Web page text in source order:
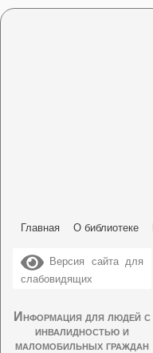
Главная О библиотеке
Версия сайта для
слабовидящих
Информация для людей с
инвалидностью и
маломобильных граждан